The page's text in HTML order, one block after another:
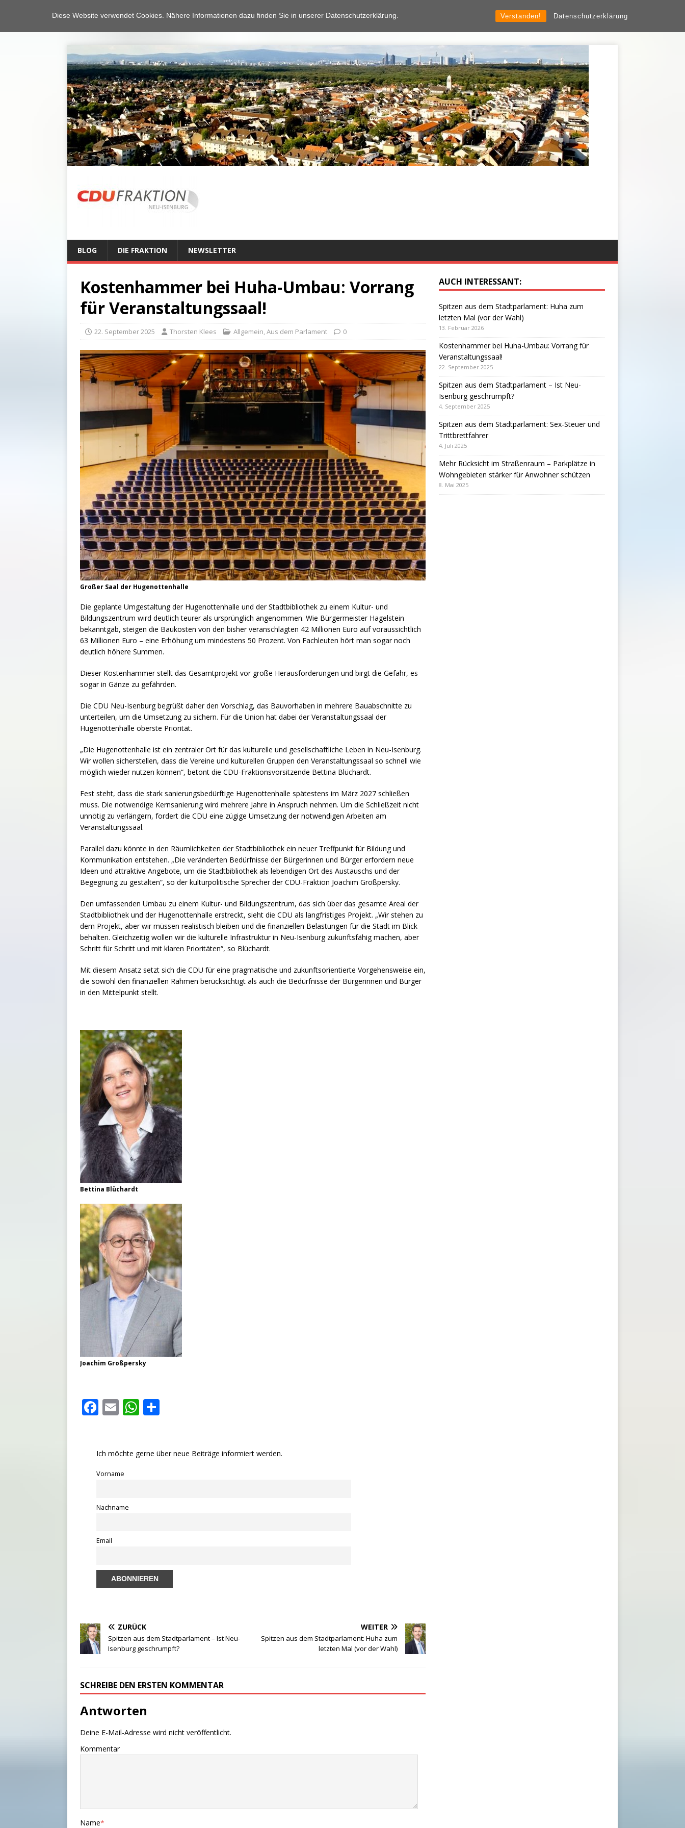
Diese Website verwendet Cookies. Nähere Informationen dazu finden Sie in unserer Datenschutzerklärung. Verstanden! Datenschutzerklärung
BLOG DIE FRAKTION NEWSLETTER
Kostenhammer bei Huha-Umbau: Vorrang
für Veranstaltungssaal!
22. September 2025 Thorsten Klees Allgemein,Aus dem Parlament 0
Großer Saal der Hugenottenhalle
Die geplante Umgestaltung der Hugenottenhalle und der Stadtbibliothek zu einem Kultur- und
Bildungszentrum wird deutlich teurer als ursprünglich angenommen. Wie Bürgermeister Hagelstein
bekanntgab, steigen die Baukosten von den bisher veranschlagten 42 Millionen Euro auf voraussichtlich
63 Millionen Euro – eine Erhöhung um mindestens 50 Prozent. Von Fachleuten hört man sogar noch
deutlich höhere Summen.
Dieser Kostenhammer stellt das Gesamtprojekt vor große Herausforderungen und birgt die Gefahr, es
sogar in Gänze zu gefährden.
Die CDU Neu-Isenburg begrüßt daher den Vorschlag, das Bauvorhaben in mehrere Bauabschnitte zu
unterteilen, um die Umsetzung zu sichern. Für die Union hat dabei der Veranstaltungssaal der
Hugenottenhalle oberste Priorität.
„Die Hugenottenhalle ist ein zentraler Ort für das kulturelle und gesellschaftliche Leben in Neu-Isenburg.
Wir wollen sicherstellen, dass die Vereine und kulturellen Gruppen den Veranstaltungssaal so schnell wie
möglich wieder nutzen können“, betont die CDU-Fraktionsvorsitzende Bettina Blüchardt.
Fest steht, dass die stark sanierungsbedürftige Hugenottenhalle spätestens im März 2027 schließen
muss. Die notwendige Kernsanierung wird mehrere Jahre in Anspruch nehmen. Um die Schließzeit nicht
unnötig zu verlängern, fordert die CDU eine zügige Umsetzung der notwendigen Arbeiten am
Veranstaltungssaal.
Parallel dazu könnte in den Räumlichkeiten der Stadtbibliothek ein neuer Treffpunkt für Bildung und
Kommunikation entstehen. „Die veränderten Bedürfnisse der Bürgerinnen und Bürger erfordern neue
Ideen und attraktive Angebote, um die Stadtbibliothek als lebendigen Ort des Austauschs und der
Begegnung zu gestalten“, so der kulturpolitische Sprecher der CDU-Fraktion Joachim Großpersky.
Den umfassenden Umbau zu einem Kultur- und Bildungszentrum, das sich über das gesamte Areal der
Stadtbibliothek und der Hugenottenhalle erstreckt, sieht die CDU als langfristiges Projekt. „Wir stehen zu
dem Projekt, aber wir müssen realistisch bleiben und die finanziellen Belastungen für die Stadt im Blick
behalten. Gleichzeitig wollen wir die kulturelle Infrastruktur in Neu-Isenburg zukunftsfähig machen, aber
Schritt für Schritt und mit klaren Prioritäten“, so Blüchardt.
Mit diesem Ansatz setzt sich die CDU für eine pragmatische und zukunftsorientierte Vorgehensweise ein,
die sowohl den finanziellen Rahmen berücksichtigt als auch die Bedürfnisse der Bürgerinnen und Bürger
in den Mittelpunkt stellt.
Bettina Blüchardt
Joachim Großpersky
F
e
b
o
E
l
W
s n
Ich möchte gerne über neue Beiträge informiert werden.
Vorname
Nachname
Email
ZURÜCK
Spitzen aus dem Stadtparlament – Ist Neu-
Isenburg geschrumpft?
WEITER
Spitzen aus dem Stadtparlament: Huha zum
letzten Mal (vor der Wahl)
SCHREIBE DEN ERSTEN KOMMENTAR
Antworten
Deine E-Mail-Adresse wird nicht veröffentlicht.
Kommentar
Name*
AUCH INTERESSANT:
Spitzen aus dem Stadtparlament: Huha zum
letzten Mal (vor der Wahl)
13. Februar 2026
Kostenhammer bei Huha-Umbau: Vorrang für
Veranstaltungssaal!
22. September 2025
Spitzen aus dem Stadtparlament – Ist Neu-
Isenburg geschrumpft?
4. September 2025
Spitzen aus dem Stadtparlament: Sex-Steuer und
Trittbrettfahrer
4. Juli 2025
Mehr Rücksicht im Straßenraum – Parkplätze in
Wohngebieten stärker für Anwohner schützen
8. Mai 2025